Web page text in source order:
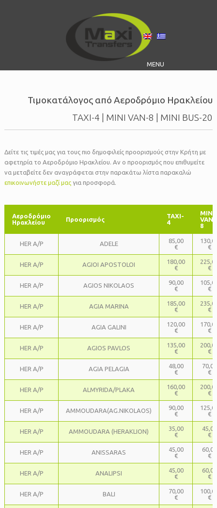
MENU
Τιμοκατάλογος από Αεροδρόμιο Ηρακλείου
TAXI-4 | MINI VAN-8 | MINI BUS-20
Δείτε τις τιμές μας για τους πιο δημοφιλείς προορισμούς στην Κρήτη με
αφετηρία το Αεροδρόμιο Ηρακλείου. Αν ο προορισμός που επιθυμείτε
να μεταβείτε δεν αναγράφεται στην παρακάτω λίστα παρακαλώ
επικοινωνήστε μαζί μας για προσφορά.
Αεροδρόμιο
Ηρακλείου
Προορισμός
TAXI-
4
MINI
VAN-
8
HER A/P ADELE
85,00
€
€
HER A/P AGIOI APOSTOLOI
180,00
€
€
HER A/P AGIOS NIKOLAOS
90,00
€
€
HER A/P AGIA MARINA
185,00
€
€
HER A/P AGIA GALINI
120,00
€
€
HER A/P AGIOS PAVLOS
135,00
€
€
HER A/P AGIA PELAGIA
48,00
€
70,00
€
HER A/P ALMYRIDA/PLAKA
160,00
€
€
HER A/P AMMOUDARA(AG.NIKOLAOS)
90,00
€
€
HER A/P AMMOUDARA (HERAKLION)
35,00
€
45,00
€
HER A/P ANISSARAS
45,00
€
60,00
€
HER A/P ANALIPSI
45,00
€
60,00
€
HER A/P BALI
70,00
€
€